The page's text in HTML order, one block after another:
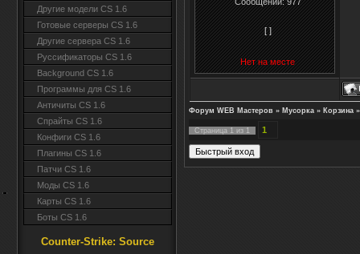
Другие модели CS 1.6
Готовые серверы CS 1.6
Другие сервера CS 1.6
Руссификаторы CS 1.6
Background CS 1.6
Программы для CS 1.6
Античиты CS 1.6
Спрайты CS 1.6
Конфиги CS 1.6
Плагины CS 1.6
Патчи CS 1.6
Моды CS 1.6
Карты CS 1.6
Боты CS 1.6
Counter-Strike: Source
[ ]
Нет на месте
Форум WEB Мастеров » Мусорка » Корзина »
Страница 1 из 1 1